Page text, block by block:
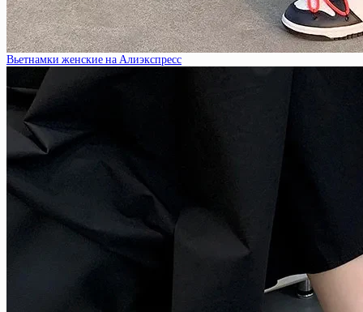
Вьетнамки женские на Алиэкспресс